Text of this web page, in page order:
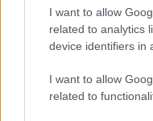
I want to allow
related to analytics
device identifiers in
I want to allow
related to
I dubbi di altri Paesi
Pechino stanno nel
esponenziale, e
ne parli in Italia,